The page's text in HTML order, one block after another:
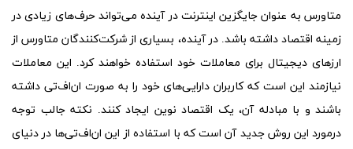
متاورس به عنوان جایگزین اینترنت در آینده می‌تواند حرف‌های زیادی در
زمینه اقتصاد داشته باشد. در آینده، بسیاری از شرکت‌کنندگان متاورس از
ارزهای دیجیتال برای معاملات خود استفاده خواهند کرد. این معاملات
نیازمند این است که کاربران دارایی‌های خود را به صورت ان‌اف‌تی داشته
باشند و با مبادله آن، یک اقتصاد نوین ایجاد کنند. نکته جالب توجه
درمورد این روش جدید آن است که با استفاده از این ان‌اف‌تی‌ها در دنیای